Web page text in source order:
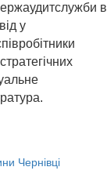
в
у
Чернівці